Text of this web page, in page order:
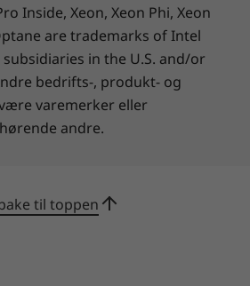
Inside, Xeon, Xeon Phi, Xeon
are trademarks of Intel
in the U.S. and/or
bedrifts-, produkt- og
varemerker eller
andre.
til toppen